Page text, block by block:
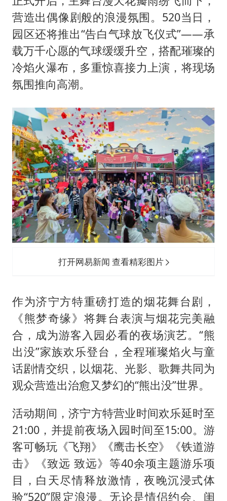
营造出偶像剧般的浪漫氛围。520当日，
园区还将推出“告白气球放飞仪式”——承
载万千心愿的气球缓缓升空，搭配璀璨的
冷焰火瀑布，多重惊喜接力上演，将现场
氛围推向高潮。
打开网易新闻 查看精彩图片
作为济宁方特重磅打造的烟花舞台剧，
《熊梦奇缘》将舞台表演与烟花完美融
合，成为游客入园必看的夜场演艺。“熊
出没”家族欢乐登台，全程璀璨焰火与童
话剧情交织，以烟花、光影、歌舞共同为
观众营造出治愈又梦幻的“熊出没”世界。
活动期间，济宁方特营业时间欢乐延时至
21:00，并提前夜场入园时间至15:00。游
客可畅玩《飞翔》《鹰击长空》《铁道游
击》《致远 致远》等40余项主题游乐项
目，白天尽情释放激情，夜晚沉浸式体
验“520”限定浪漫。无论是情侣约会、闺